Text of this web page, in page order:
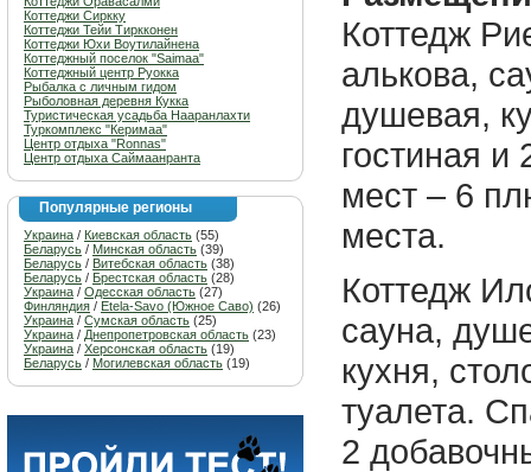
Коттеджи Сиркку
Коттеджи Тейи Тиркконен
Коттеджи Юхи Воутилайнена
Коттеджный поселок "Saimaa"
Коттеджный центр Руокка
Рыбалка с личным гидом
Рыболовная деревня Кукка
Туристическая усадьба Нааранлахти
Туркомплекс "Керимаа"
Центр отдыха "Ronnas"
Центр отдыха Саймаанранта
Популярные регионы
Украина / Киевская область (55)
Беларусь / Минская область (39)
Беларусь / Витебская область (38)
Беларусь / Брестская область (28)
Украина / Одесская область (27)
Финляндия / Etela-Savo (Южное Саво) (26)
Украина / Сумская область (25)
Украина / Днепропетровская область (23)
Украина / Херсонская область (19)
Беларусь / Могилевская область (19)
Коттедж
алькова,
душевая,
гостиная и
мест – 6
места.
Коттедж
сауна,
кухня,
туалета.
2